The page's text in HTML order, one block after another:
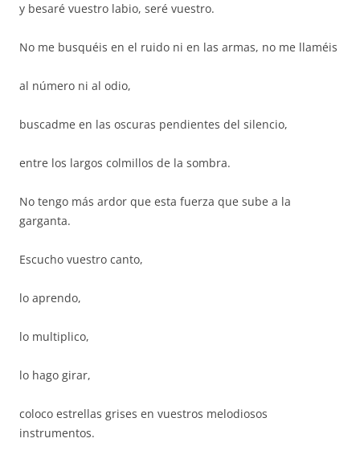
y besaré vuestro labio, seré vuestro.
No me busquéis en el ruido ni en las armas, no me llaméis
al número ni al odio,
buscadme en las oscuras pendientes del silencio,
entre los largos colmillos de la sombra.
No tengo más ardor que esta fuerza que sube a la
garganta.
Escucho vuestro canto,
lo aprendo,
lo multiplico,
lo hago girar,
coloco estrellas grises en vuestros melodiosos
instrumentos.